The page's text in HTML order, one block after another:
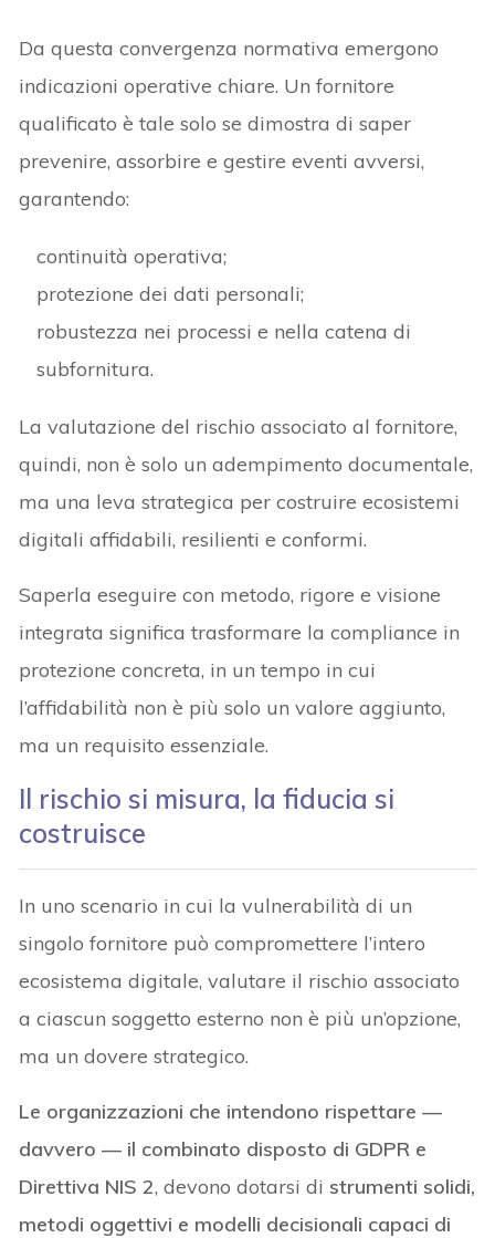
Da questa convergenza normativa emergono
indicazioni operative chiare. Un fornitore
qualificato è tale solo se dimostra di saper
prevenire, assorbire e gestire eventi avversi,
garantendo:
continuità operativa;
protezione dei dati personali;
robustezza nei processi e nella catena di
subfornitura.
La valutazione del rischio associato al fornitore,
quindi, non è solo un adempimento documentale,
ma una leva strategica per costruire ecosistemi
digitali affidabili, resilienti e conformi.
Saperla eseguire con metodo, rigore e visione
integrata significa trasformare la compliance in
protezione concreta, in un tempo in cui
l’affidabilità non è più solo un valore aggiunto,
ma un requisito essenziale.
Il rischio si misura, la fiducia si
costruisce
In uno scenario in cui la vulnerabilità di un
singolo fornitore può compromettere l’intero
ecosistema digitale, valutare il rischio associato
a ciascun soggetto esterno non è più un’opzione,
ma un dovere strategico.
Le organizzazioni che intendono rispettare —
davvero — il combinato disposto di GDPR e
Direttiva NIS 2, devono dotarsi di strumenti solidi,
metodi oggettivi e modelli decisionali capaci di